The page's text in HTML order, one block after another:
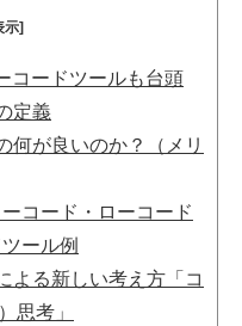
示]
コードツールも台頭
定義
何が良いのか？（メリ
コード・ローコード
ール例
よる新しい考え方「コ
思考」